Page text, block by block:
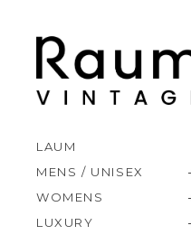
LAUM
MENS / UNISEX
WOMENS
LUXURY